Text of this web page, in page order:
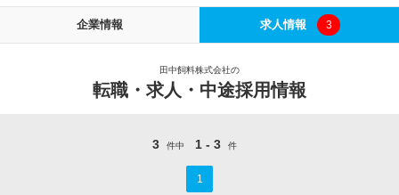
企業情報 求人情報 3
田中飼料株式会社の
転職・求人・中途採用情報
3 件中 1 - 3 件
1